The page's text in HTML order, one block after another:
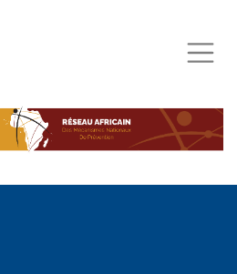
au
contenu
principal